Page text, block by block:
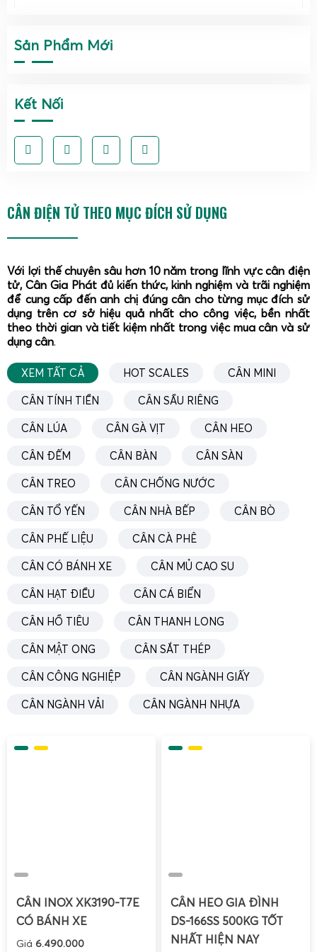
Sản Phẩm Mới
Kết Nối
các dòng cân điện tử 5kg chất lượng cao trên toàn quốc.
Khách hàng có thể dễ dàng tiếp cận các sản phẩm chính
hãng từ Nhật Bản và Hàn Quốc như:
công nghệ tiên tiến, cân Tanita nổi bật với độ nhạy
cao, màn hình LCD rõ nét và khả năng chống va đập
tốt. Sản phẩm phù hợp cho các phòng thí nghiệm,
nhà bếp và các cửa hàng bán lẻ.
điện tử nổi tiếng với thiết kế chắc chắn, độ bền cao
được ứng dụng rộng rãi trong công nghiệp nhẹ,
thương mại và dịch vụ.
Việc phân phối toàn quốc giúp khách hàng dễ dàng đặt
thuật và bảo hành chính hãng từ Gia Phát.
Hướng dẫn sử dụng cân điện tử 5kg chi tiết và dễ
hiểu
Để tận dụng tối đa hiệu quả của cân điện tử 5kg, việc nắm
vững cáchsử dụnglà rất quan trọng. Dưới đây là các
bước cơ bản giúp bạn vận hành cân một cách chính xác
và an toàn:
CÂN ĐIỆN TỬ THEO MỤC ĐÍCH SỬ DỤNG
Với lợi thế chuyên sâu hơn 10 năm trong lĩnh vực cân điện
tử, Cân Gia Phát đủ kiến thức, kinh nghiệm và trãi nghiệm
để cung cấp đến anh chị đúng cân cho từng mục đích sử
dụng trên cơ sở hiệu quả nhất cho công việc, bền nhất
theo thời gian và tiết kiệm nhất trong việc mua cân và sử
dụng cân.
XEM TẤT CẢ HOT SCALES CÂN MINI
CÂN TÍNH TIỀN CÂN SẦU RIÊNG
CÂN LÚA CÂN GÀ VỊT CÂN HEO
CÂN ĐẾM CÂN BÀN CÂN SÀN
CÂN TREO CÂN CHỐNG NƯỚC
CÂN TỔ YẾN CÂN NHÀ BẾP CÂN BÒ
CÂN PHẾ LIỆU CÂN CÀ PHÊ
CÂN CÓ BÁNH XE CÂN MỦ CAO SU
CÂN HẠT ĐIỀU CÂN CÁ BIỂN
CÂN HỒ TIÊU CÂN THANH LONG
CÂN MẬT ONG CÂN SẮT THÉP
CÂN CÔNG NGHIỆP CÂN NGÀNH GIẤY
CÂN NGÀNH VẢI CÂN NGÀNH NHỰA
CÂN INOX XK3190-T7E
CÓ BÁNH XE
Giá 6.490.000
CÂN HEO GIA ĐÌNH
DS-166SS 500KG TỐT
NHẤT HIỆN NAY